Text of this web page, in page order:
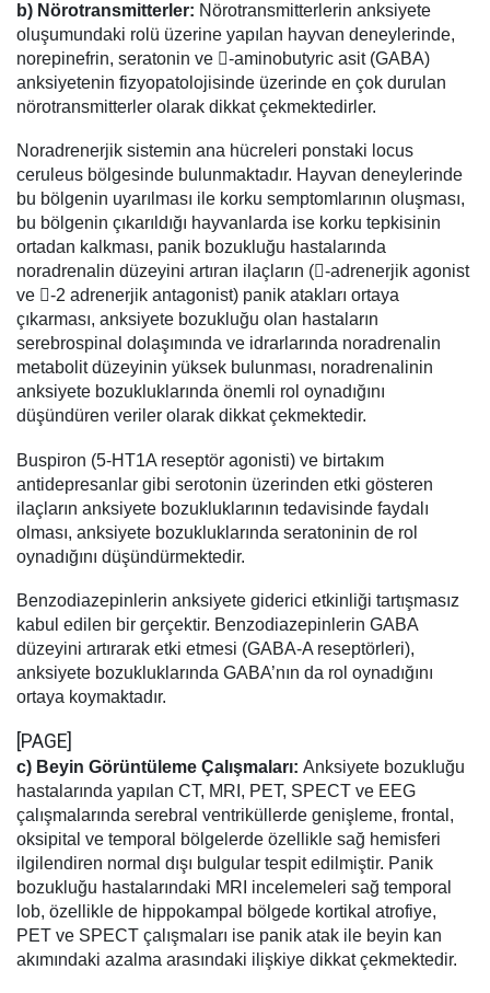
b) Nörotransmitterler: Nörotransmitterlerin anksiyete
oluşumundaki rolü üzerine yapılan hayvan deneylerinde,
norepinefrin, seratonin ve -aminobutyric asit (GABA)
anksiyetenin fizyopatolojisinde üzerinde en çok durulan
nörotransmitterler olarak dikkat çekmektedirler.
Noradrenerjik sistemin ana hücreleri ponstaki locus
ceruleus bölgesinde bulunmaktadır. Hayvan deneylerinde
bu bölgenin uyarılması ile korku semptomlarının oluşması,
bu bölgenin çıkarıldığı hayvanlarda ise korku tepkisinin
ortadan kalkması, panik bozukluğu hastalarında
noradrenalin düzeyini artıran ilaçların (-adrenerjik agonist
ve -2 adrenerjik antagonist) panik atakları ortaya
çıkarması, anksiyete bozukluğu olan hastaların
serebrospinal dolaşımında ve idrarlarında noradrenalin
metabolit düzeyinin yüksek bulunması, noradrenalinin
anksiyete bozukluklarında önemli rol oynadığını
düşündüren veriler olarak dikkat çekmektedir.
Buspiron (5-HT1A reseptör agonisti) ve birtakım
antidepresanlar gibi serotonin üzerinden etki gösteren
ilaçların anksiyete bozukluklarının tedavisinde faydalı
olması, anksiyete bozukluklarında seratoninin de rol
oynadığını düşündürmektedir.
Benzodiazepinlerin anksiyete giderici etkinliği tartışmasız
kabul edilen bir gerçektir. Benzodiazepinlerin GABA
düzeyini artırarak etki etmesi (GABA-A reseptörleri),
anksiyete bozukluklarında GABA’nın da rol oynadığını
ortaya koymaktadır.
[PAGE]
c) Beyin Görüntüleme Çalışmaları: Anksiyete bozukluğu
hastalarında yapılan CT, MRI, PET, SPECT ve EEG
çalışmalarında serebral ventriküllerde genişleme, frontal,
oksipital ve temporal bölgelerde özellikle sağ hemisferi
ilgilendiren normal dışı bulgular tespit edilmiştir. Panik
bozukluğu hastalarındaki MRI incelemeleri sağ temporal
lob, özellikle de hippokampal bölgede kortikal atrofiye,
PET ve SPECT çalışmaları ise panik atak ile beyin kan
akımındaki azalma arasındaki ilişkiye dikkat çekmektedir.